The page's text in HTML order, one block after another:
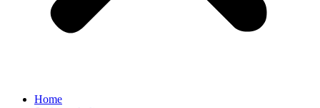
Home